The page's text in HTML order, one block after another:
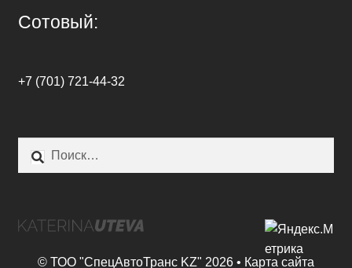
Сотовый:
+7 (701) 721-44-32
Найти:
© ТОО "СпецАвтоТранс KZ" 2026 • Карта сайта